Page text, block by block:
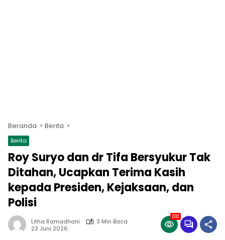
Beranda Berita
Berita
Roy Suryo dan dr Tifa Bersyukur Tak
Ditahan, Ucapkan Terima Kasih
kepada Presiden, Kejaksaan, dan
Polisi
Litha Ramadhani
3 Min Baca
23 Juni 2026
282